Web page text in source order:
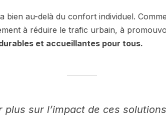
au-delà du confort individuel.
à réduire le trafic urbain, à
et accueillantes pour tous.
plus sur l’impact de ces